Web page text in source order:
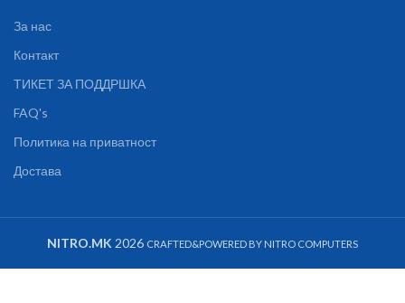
За нас
Контакт
ТИКЕТ ЗА ПОДДРШКА
FAQ's
Политика на приватност
Достава
NITRO.MK 2026 CRAFTED&POWERED BY NITRO COMPUTERS